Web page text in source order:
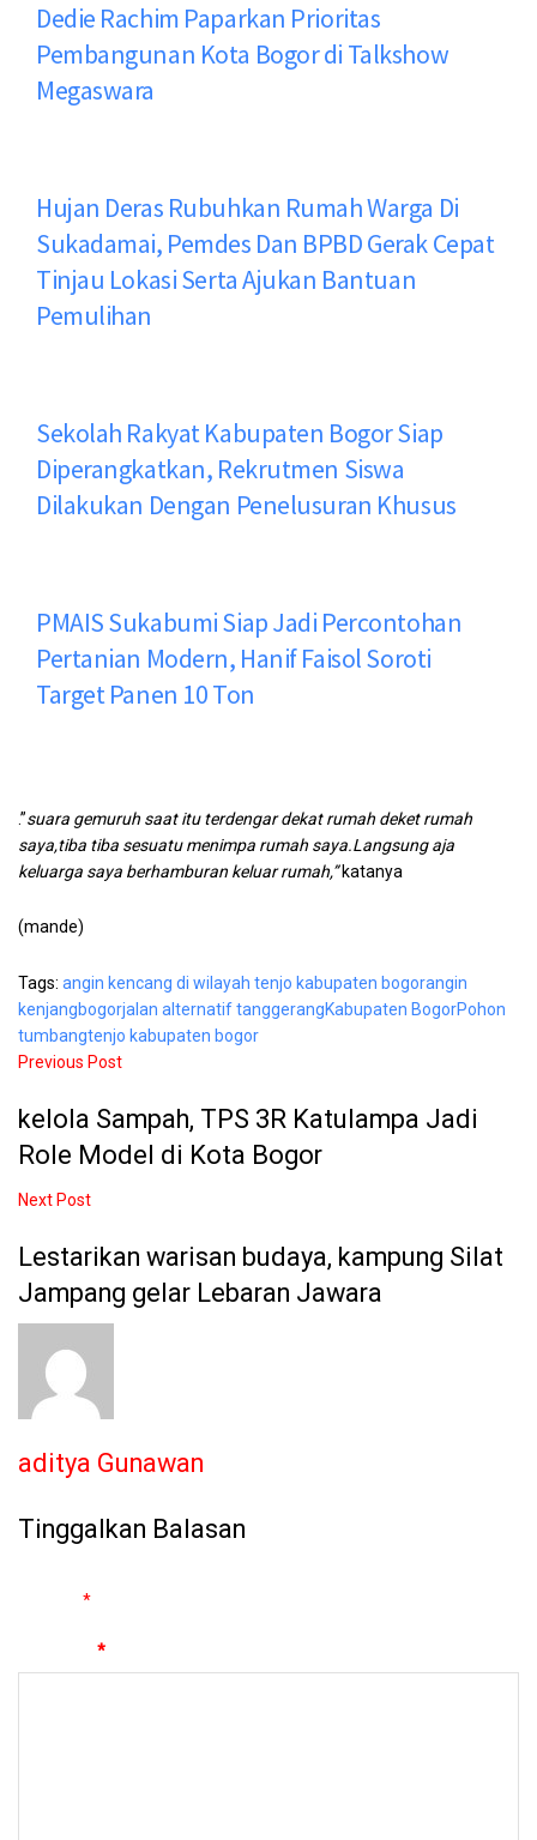
Dedie Rachim Paparkan Prioritas
Pembangunan Kota Bogor di Talkshow
Megaswara
Hujan Deras Rubuhkan Rumah Warga Di
Sukadamai, Pemdes Dan BPBD Gerak Cepat
Tinjau Lokasi Serta Ajukan Bantuan
Pemulihan
Sekolah Rakyat Kabupaten Bogor Siap
Diperangkatkan, Rekrutmen Siswa
Dilakukan Dengan Penelusuran Khusus
PMAIS Sukabumi Siap Jadi Percontohan
Pertanian Modern, Hanif Faisol Soroti
Target Panen 10 Ton
.”suara gemuruh saat itu terdengar dekat rumah deket rumah
saya,tiba tiba sesuatu menimpa rumah saya.Langsung aja
keluarga saya berhamburan keluar rumah,”katanya
(mande)
Tags: angin kencang di wilayah tenjo kabupaten bogorangin
kenjangbogorjalan alternatif tanggerangKabupaten BogorPohon
tumbangtenjo kabupaten bogor
Previous Post
kelola Sampah, TPS 3R Katulampa Jadi
Role Model di Kota Bogor
Next Post
Lestarikan warisan budaya, kampung Silat
Jampang gelar Lebaran Jawara
aditya Gunawan
Tinggalkan Balasan
*
*